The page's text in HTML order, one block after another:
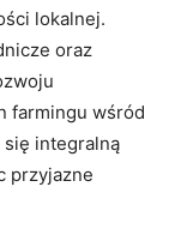
lokalnej.
oraz
farmingu wśród
się integralną
przyjazne